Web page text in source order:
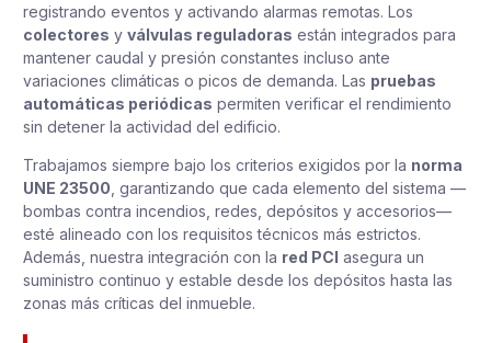
registrando eventos y activando alarmas remotas. Los
colectores y válvulas reguladoras están integrados para
mantener caudal y presión constantes incluso ante
variaciones climáticas o picos de demanda. Las pruebas
automáticas periódicas permiten verificar el rendimiento
sin detener la actividad del edificio.
Trabajamos siempre bajo los criterios exigidos por la norma
UNE 23500, garantizando que cada elemento del sistema —
bombas contra incendios, redes, depósitos y accesorios—
esté alineado con los requisitos técnicos más estrictos.
Además, nuestra integración con la red PCI asegura un
suministro continuo y estable desde los depósitos hasta las
zonas más críticas del inmueble.